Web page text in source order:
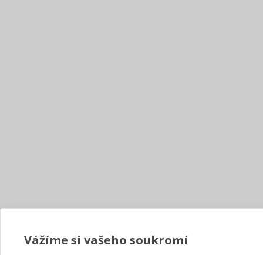
Vážíme si vašeho soukromí